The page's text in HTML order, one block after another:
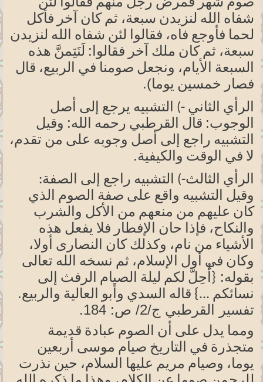
صوم شهر فمرض رجل منهم فقالوا لئن
شفاه الله لنزيدن سبعة، ثم كان آخر فأكل
لحما فأوجع فاه، فقالوا لئن شفاه الله لنزيدن
سبعة، ثم كان ملك آخر فقالوا: لَنَتِمنَّ هذه
السبعة الأيام، ونجعل صومنا في الربيع، قال
فصار خمسين يوما).
الرأي الثاني -) التشبيه يرجع إلى أصل
الوجوب: قال القرطبي رحمه الله: وقيل
التشبيه راجع إلى أصل وجوبه على من تقدم،
لا في الوقت والكيفية.
الرأي الثالث-) التشبيه راجع إلى
الصفة:
وقيل التشبيه واقع على صفة الصوم الذي
كان عليهم من منعهم من الأكل والشرب
والنكاح، فإذا حان الإفطار فلا يفعل هذه
الأشياء من نام، وكذلك كان النصارى
أولا،
وكان في أول
الإسلام، ثم نسخه الله تعالى
بقوله: {أُحِلَّ لكم ليلة الصيام الرفث إلى
نسائكم ...} قاله السدي وأبو العالية والربيع.
تفسير القرطبي ج/2/ ص: 184
.
ومما يدل على أن الصوم عبادة قديمة
متجذرة في التاريخ صيام موسى أربعين
يوما، وصيام مريم عليها السلام، حين نذرت